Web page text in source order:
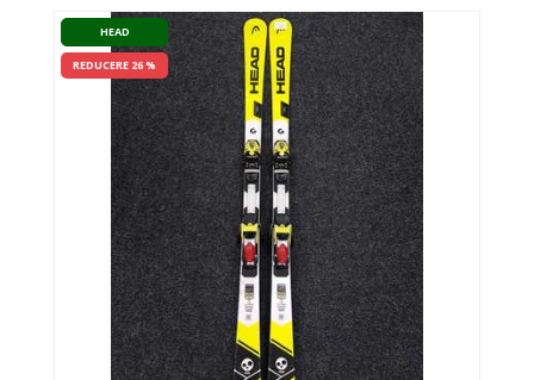
HEAD
REDUCERE 26 %